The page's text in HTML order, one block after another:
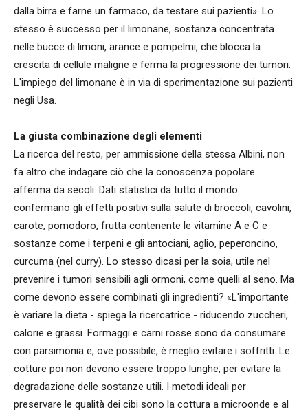
dalla birra e farne un farmaco, da testare sui pazienti». Lo
stesso è successo per il limonane, sostanza concentrata
nelle bucce di limoni, arance e pompelmi, che blocca la
crescita di cellule maligne e ferma la progressione dei tumori.
L'impiego del limonane è in via di sperimentazione sui pazienti
negli Usa.
La giusta combinazione degli elementi
La ricerca del resto, per ammissione della stessa Albini, non
fa altro che indagare ciò che la conoscenza popolare
afferma da secoli. Dati statistici da tutto il mondo
confermano gli effetti positivi sulla salute di broccoli, cavolini,
carote, pomodoro, frutta contenente le vitamine A e C e
sostanze come i terpeni e gli antociani, aglio, peperoncino,
curcuma (nel curry). Lo stesso dicasi per la soia, utile nel
prevenire i tumori sensibili agli ormoni, come quelli al seno. Ma
come devono essere combinati gli ingredienti? «L'importante
è variare la dieta - spiega la ricercatrice - riducendo zuccheri,
calorie e grassi. Formaggi e carni rosse sono da consumare
con parsimonia e, ove possibile, è meglio evitare i soffritti. Le
cotture poi non devono essere troppo lunghe, per evitare la
degradazione delle sostanze utili. I metodi ideali per
preservare le qualità dei cibi sono la cottura a microonde e al